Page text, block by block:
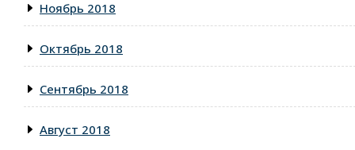
Ноябрь 2018
Октябрь 2018
Сентябрь 2018
Август 2018